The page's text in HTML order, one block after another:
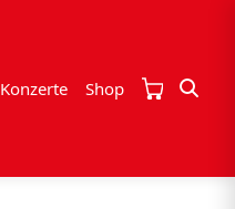
Konzerte Shop